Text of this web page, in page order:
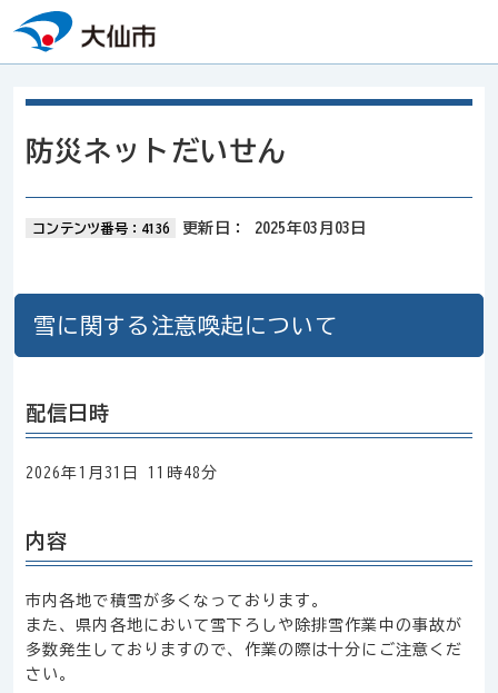
本文へスキップ
防災ネットだいせん
コンテンツ番号：4136 更新日： 2025年03月03日
雪に関する注意喚起について
配信日時
2026年1月31日 11時48分
内容
市内各地で積雪が多くなっております。
また、県内各地において雪下ろしや除排雪作業中の事故が
多数発生しておりますので、作業の際は十分にご注意くだ
さい。